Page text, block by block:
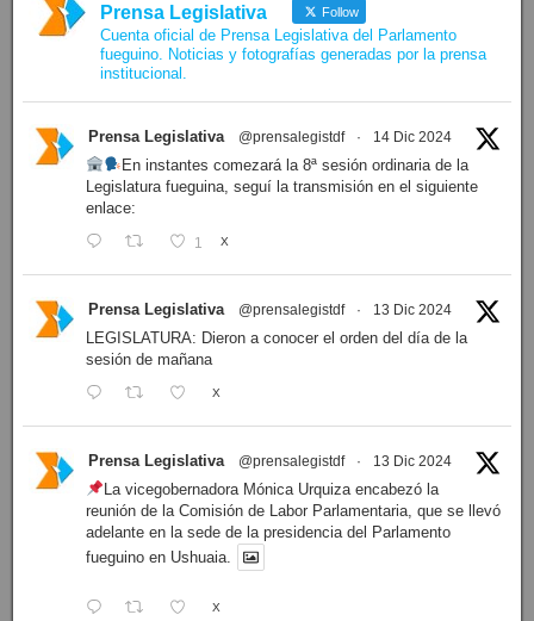
Prensa Legislativa Follow
Cuenta oficial de Prensa Legislativa del Parlamento
fueguino. Noticias y fotografías generadas por la prensa
institucional.
Prensa Legislativa @prensalegistdf · 14 Dic 2024
En instantes comezará la 8ª sesión ordinaria de la
Legislatura fueguina, seguí la transmisión en el siguiente
enlace:
1 X
Prensa Legislativa @prensalegistdf · 13 Dic 2024
LEGISLATURA: Dieron a conocer el orden del día de la
sesión de mañana
X
Prensa Legislativa @prensalegistdf · 13 Dic 2024
La vicegobernadora Mónica Urquiza encabezó la
reunión de la Comisión de Labor Parlamentaria, que se llevó
adelante en la sede de la presidencia del Parlamento
fueguino en Ushuaia.
X